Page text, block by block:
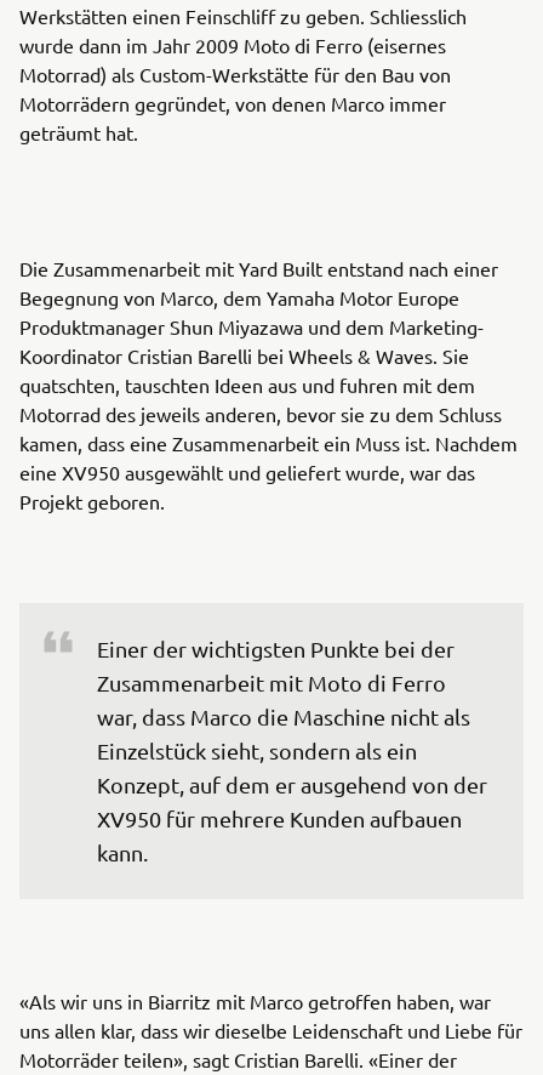
Werkstätten einen Feinschliff zu geben. Schliesslich
wurde dann im Jahr 2009 Moto di Ferro (eisernes
Motorrad) als Custom-Werkstätte für den Bau von
Motorrädern gegründet, von denen Marco immer
geträumt hat.
Die Zusammenarbeit mit Yard Built entstand nach einer
Begegnung von Marco, dem Yamaha Motor Europe
Produktmanager Shun Miyazawa und dem Marketing-
Koordinator Cristian Barelli bei Wheels & Waves. Sie
quatschten, tauschten Ideen aus und fuhren mit dem
Motorrad des jeweils anderen, bevor sie zu dem Schluss
kamen, dass eine Zusammenarbeit ein Muss ist. Nachdem
eine XV950 ausgewählt und geliefert wurde, war das
Projekt geboren.
Einer der wichtigsten Punkte bei der
Zusammenarbeit mit Moto di Ferro
war, dass Marco die Maschine nicht als
Einzelstück sieht, sondern als ein
Konzept, auf dem er ausgehend von der
XV950 für mehrere Kunden aufbauen
kann.
«Als wir uns in Biarritz mit Marco getroffen haben, war
uns allen klar, dass wir dieselbe Leidenschaft und Liebe für
Motorräder teilen», sagt Cristian Barelli. «Einer der